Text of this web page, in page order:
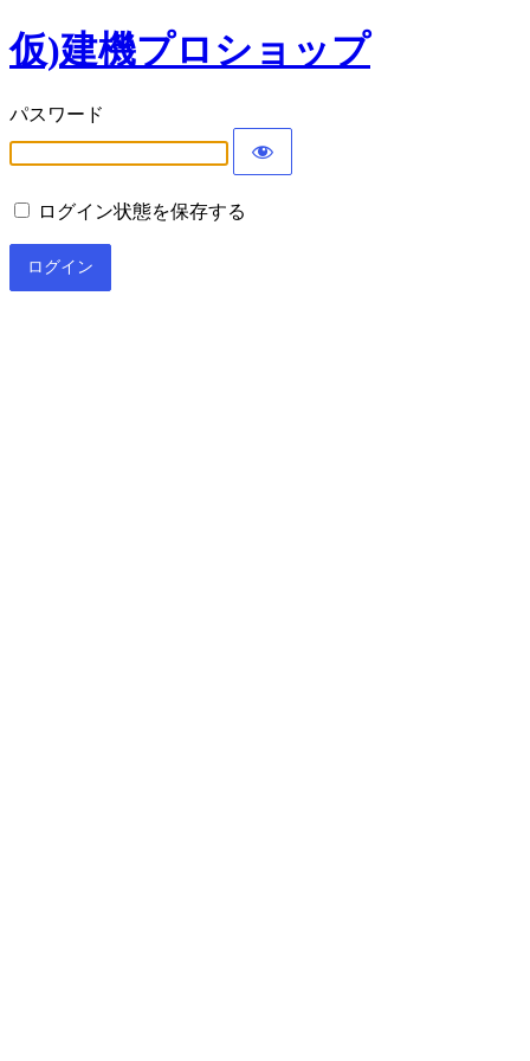
仮)建機プロショップ
パスワード
ログイン状態を保存する